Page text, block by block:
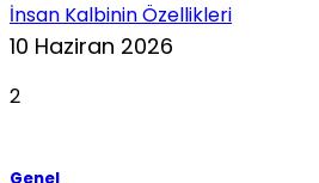
İnsan Kalbinin Özellikleri
10 Haziran 2026
2